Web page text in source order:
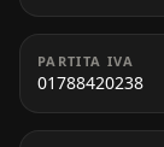
PARTITA IVA
01788420238